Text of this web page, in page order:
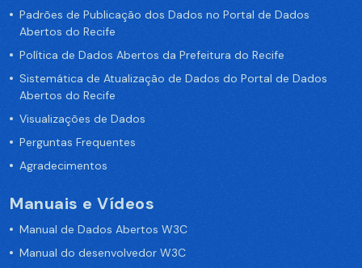
Padrões de Publicação dos Dados no Portal de Dados
Abertos do Recife
Política de Dados Abertos da Prefeitura do Recife
Sistemática de Atualização de Dados do Portal de Dados
Abertos do Recife
Visualizações de Dados
Perguntas Frequentes
Agradecimentos
Manuais e Vídeos
Manual de Dados Abertos W3C
Manual do desenvolvedor W3C